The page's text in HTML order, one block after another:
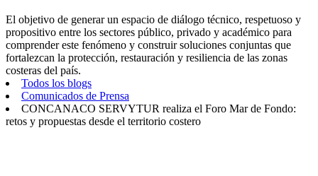
El objetivo de generar un espacio de diálogo técnico, respetuoso y
propositivo entre los sectores público, privado y académico para
comprender este fenómeno y construir soluciones conjuntas que
fortalezcan la protección, restauración y resiliencia de las zonas
costeras del país.
Todos los blogs
Comunicados de Prensa
CONCANACO SERVYTUR realiza el Foro Mar de Fondo:
retos y propuestas desde el territorio costero